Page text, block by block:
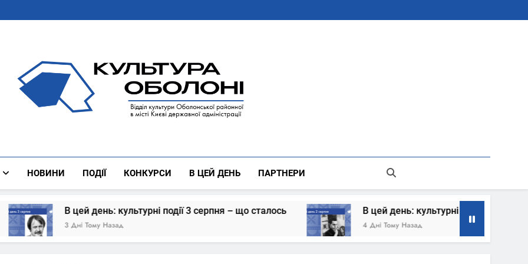
Культура Оболоні
НОВИНИ ПОДІЇ КОНКУРСИ В ЦЕЙ ДЕНЬ ПАРТНЕРИ
В цей день: культурні події 3 серпня – що сталось
3 Дні Тому Назад
В цей день: культурні події 2 серпня – що
4 Дні Тому Назад